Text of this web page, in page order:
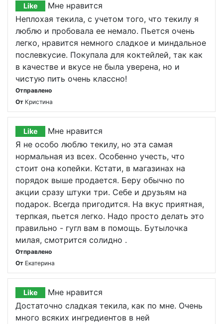
Like
Мне нравится
Неплохая текила, с учетом того, что текилу я
люблю и пробовала ее немало. Пьется очень
легко, нравится немного сладкое и миндальное
послевкусие. Покупала для коктейлей, так как
в качестве и вкусе не была уверена, но и
чистую пить очень классно!
Отправлено
От Кристина
Like
Мне нравится
Я не особо люблю текилу, но эта самая
нормальная из всех. Особенно учесть, что
стоит она копейки. Кстати, в магазинах на
порядок выше продается. Беру обычно по
акции сразу штуки три. Себе и друзьям на
подарок. Всегда пригодится. На вкус приятная,
терпкая, пьется легко. Надо просто делать это
правильно - гугл вам в помощь. Бутылочка
милая, смотрится солидно .
Отправлено
От Екатерина
Like
Мне нравится
Достаточно сладкая текила, как по мне. Очень
много всяких ингредиентов в ней